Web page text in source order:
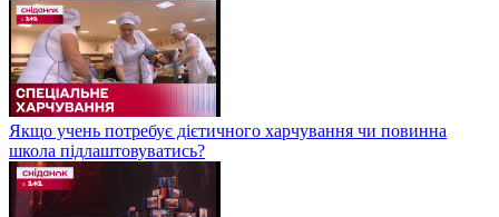
Якщо учень потребує дієтичного харчування чи повинна
школа підлаштовуватись?